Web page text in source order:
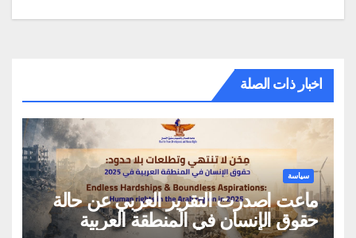
اخبار ذات الصلة
سياسة
ماعت اصدرت التقرير العربي عن حالة
حقوق الإنسان في المنطقة العربية